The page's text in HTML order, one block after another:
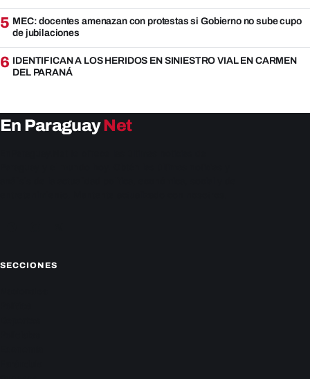
5 MEC: docentes amenazan con protestas si Gobierno no sube cupo
de jubilaciones
6 IDENTIFICAN A LOS HERIDOS EN SINIESTRO VIAL EN CARMEN
DEL PARANÁ
En ParaguayNet
SECCIONES